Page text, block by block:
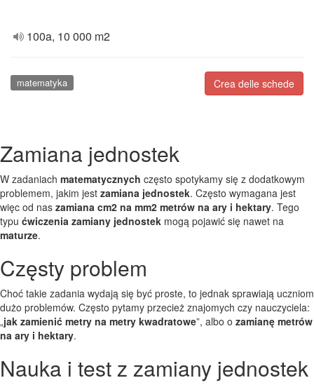
100a, 10 000 m2
Crea delle schede
matematyka
Zamiana jednostek
W zadaniach matematycznych często spotykamy się z dodatkowym
problemem, jakim jest zamiana jednostek. Często wymagana jest
więc od nas zamiana cm2 na mm2 metrów na ary i hektary. Tego
typu ćwiczenia zamiany jednostek mogą pojawić się nawet na
maturze.
Częsty problem
Choć takie zadania wydają się być proste, to jednak sprawiają uczniom
dużo problemów. Często pytamy przecież znajomych czy nauczyciela:
„jak zamienić metry na metry kwadratowe”, albo o zamianę metrów
na ary i hektary.
Nauka i test z zamiany jednostek